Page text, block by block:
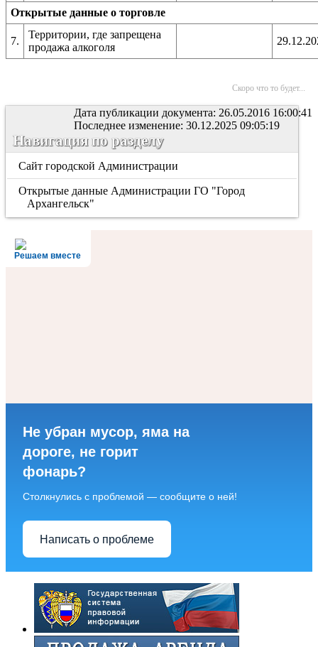
Открытые данные о торговле
7.
Территории, где запрещена
продажа алкоголя
Скоро что то будет...
Дата публикации документа: 26.05.2016 16:00:41
Последнее изменение: 30.12.2025 09:05:19
Навигация по разделу
Сайт городской Администрации
Открытые данные Администрации ГО "Город
Архангельск"
Решаем вместе
Не убран мусор, яма на
дороге, не горит
фонарь?
Столкнулись с проблемой — сообщите о ней!
Написать о проблеме